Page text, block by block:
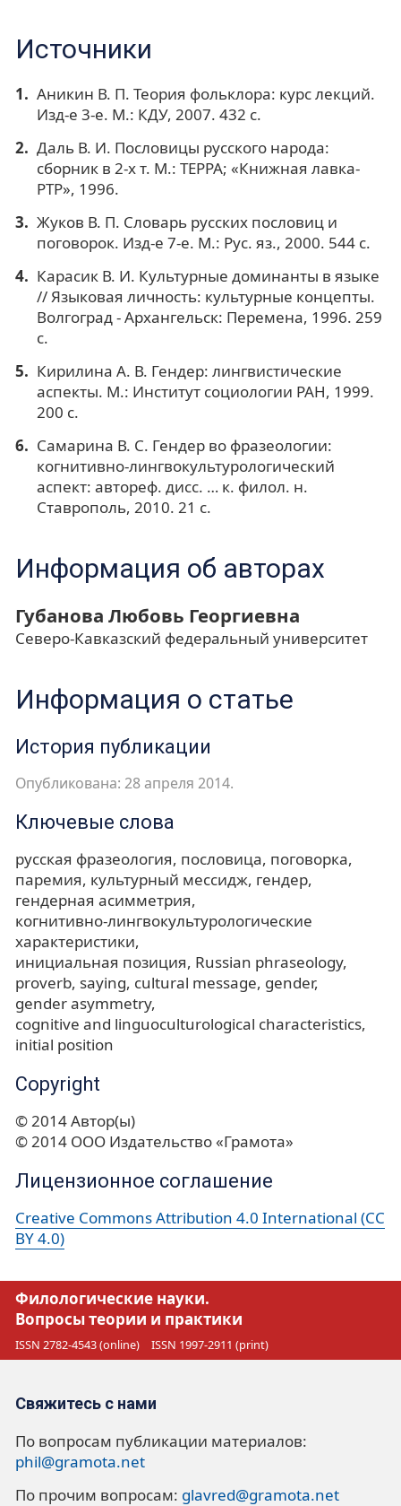
Источники
Аникин В. П. Теория фольклора: курс лекций.
Изд-е 3-е. М.: КДУ, 2007. 432 с.
Даль В. И. Пословицы русского народа:
сборник в 2-х т. М.: ТЕРРА; «Книжная лавка-
РТР», 1996.
Жуков В. П. Словарь русских пословиц и
поговорок. Изд-е 7-е. М.: Рус. яз., 2000. 544 с.
Карасик В. И. Культурные доминанты в языке
// Языковая личность: культурные концепты.
Волгоград - Архангельск: Перемена, 1996. 259
с.
Кирилина А. В. Гендер: лингвистические
аспекты. М.: Институт социологии РАН, 1999.
200 с.
Самарина В. С. Гендер во фразеологии:
когнитивно-лингвокультурологический
аспект: автореф. дисс. … к. филол. н.
Ставрополь, 2010. 21 с.
Информация об авторах
Губанова Любовь Георгиевна
Северо-Кавказский федеральный университет
Информация о статье
История публикации
Опубликована: 28 апреля 2014.
Ключевые слова
русская фразеология пословица поговорка
паремия культурный мессидж гендер
гендерная асимметрия
когнитивно-лингвокультурологические
характеристики
инициальная позиция Russian phraseology
proverb saying cultural message gender
gender asymmetry
cognitive and linguoculturological characteristics
initial position
Copyright
© 2014 Автор(ы)
© 2014 ООО Издательство «Грамота»
Лицензионное соглашение
Creative Commons Attribution 4.0 International (CC
BY 4.0)
Филологические науки.
Вопросы теории и практики
ISSN 2782-4543 (online) ISSN 1997-2911 (print)
Свяжитесь с нами
По вопросам публикации материалов:
phil@gramota.net
По прочим вопросам: glavred@gramota.net